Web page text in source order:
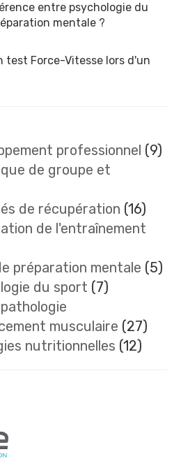
entre psychologie du
mentale ?
test Force-Vitesse lors d'un
professionnel (9)
de groupe et
de récupération (16)
de l'entraînement
préparation mentale (5)
du sport (7)
musculaire (27)
nutritionnelles (12)